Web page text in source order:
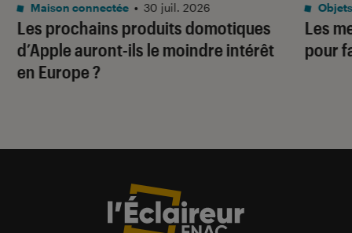
Les prochains produits domotiques
d’Apple auront-ils le moindre intérêt
en Europe ?
Maison connectée • 30 juil. 2026
Les
pour